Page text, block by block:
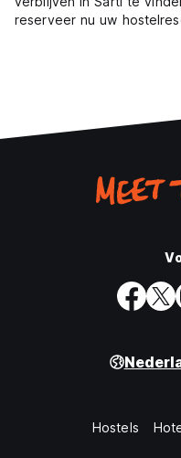
reserveer nu uw
Hostels